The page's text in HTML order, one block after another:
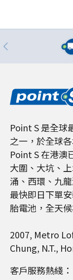
Point S 是全球
之一，於全球
Point S 在港澳
大圍、大坑、
涌、西環、九
最快即日下單
胎電池，全天
2007, Metro
Chung, N.T.,
客戶服務熱綫：